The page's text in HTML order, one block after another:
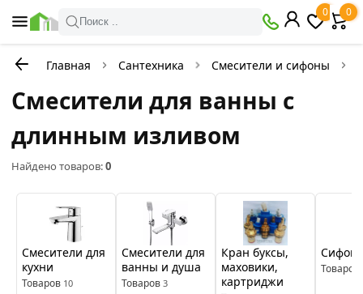
Поиск ..
0 0
Главная Сантехника Смесители и сифоны
Смесители для ванны с
длинным изливом
Найдено товаров:0
Смесители для
кухни
Товаров 10
Смесители для
ванны и душа
Товаров 3
Кран буксы,
маховики,
картриджи
Сифон
Товаров
Фильтры
В
Со
Цена
руб.
—